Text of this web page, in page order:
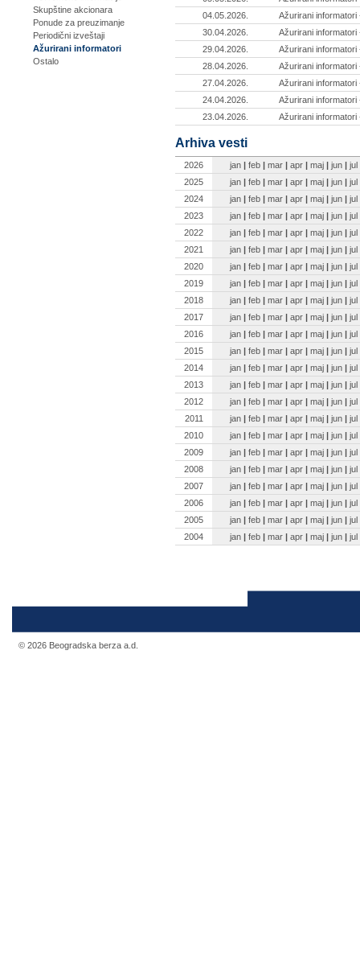
Skupštine akcionara
Ponude za preuzimanje
Periodični izveštaji
Ažurirani informatori
Ostalo
04.05.2026.
Ažurirani informatori
30.04.2026.
Ažurirani informatori
29.04.2026.
Ažurirani informatori
28.04.2026.
Ažurirani informatori
27.04.2026.
Ažurirani informatori
24.04.2026.
Ažurirani informatori
23.04.2026.
Ažurirani informatori
Arhiva vesti
2026 jan | feb | mar | apr | maj | jun | jul
2025
jan | feb | mar | apr | maj | jun | jul
2024
jan | feb | mar | apr | maj | jun | jul
2023
jan | feb | mar | apr | maj | jun | jul
2022
jan | feb | mar | apr | maj | jun | jul
2021
jan | feb | mar | apr | maj | jun | jul
2020
jan | feb | mar | apr | maj | jun | jul
2019
jan | feb | mar | apr | maj | jun | jul
2018
jan | feb | mar | apr | maj | jun | jul
2017
jan | feb | mar | apr | maj | jun | jul
2016
jan | feb | mar | apr | maj | jun | jul
2015
jan | feb | mar | apr | maj | jun | jul
2014
jan | feb | mar | apr | maj | jun | jul
2013
jan | feb | mar | apr | maj | jun | jul
2012
jan | feb | mar | apr | maj | jun | jul
2011
jan | feb | mar | apr | maj | jun | jul
2010
jan | feb | mar | apr | maj | jun | jul
2009
jan | feb | mar | apr | maj | jun | jul
2008
jan | feb | mar | apr | maj | jun | jul
2007
jan | feb | mar | apr | maj | jun | jul
2006
jan | feb | mar | apr | maj | jun | jul
2005
jan | feb | mar | apr | maj | jun | jul
2004
jan | feb | mar | apr | maj | jun | jul
© 2026 Beogradska berza a.d.